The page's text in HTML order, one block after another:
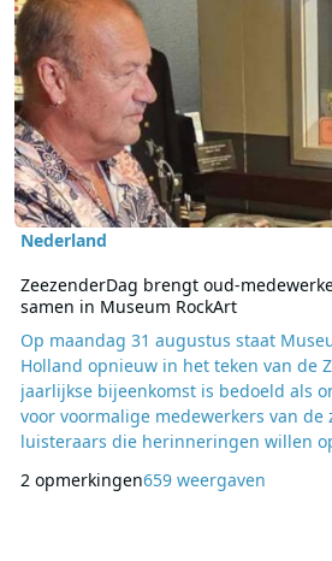
Nederland
ZeezenderDag brengt oud-
samen in Museum RockArt
Op maandag 31 augustus staat
Holland opnieuw in het teken van de
jaarlijkse bijeenkomst is bedoeld als
voor voormalige medewerkers van de
luisteraars die herinneringen willen
gekozen, want op 31 augustus is het
2 opmerkingen659 weergaven